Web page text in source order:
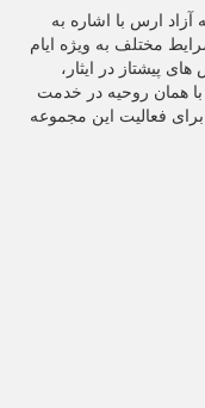
ارس با اشاره به
مختلف به‌ ویژه ایام
پیشتاز در ایثار،
همان روحیه در خدمت
فعالیت این مجموعه